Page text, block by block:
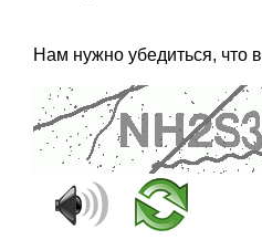
Нам нужно убедиться, что